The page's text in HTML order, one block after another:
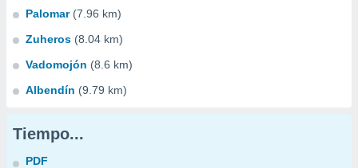
Palomar (7.96 km)
Zuheros (8.04 km)
Vadomojón (8.6 km)
Albendín (9.79 km)
Tiempo...
PDF